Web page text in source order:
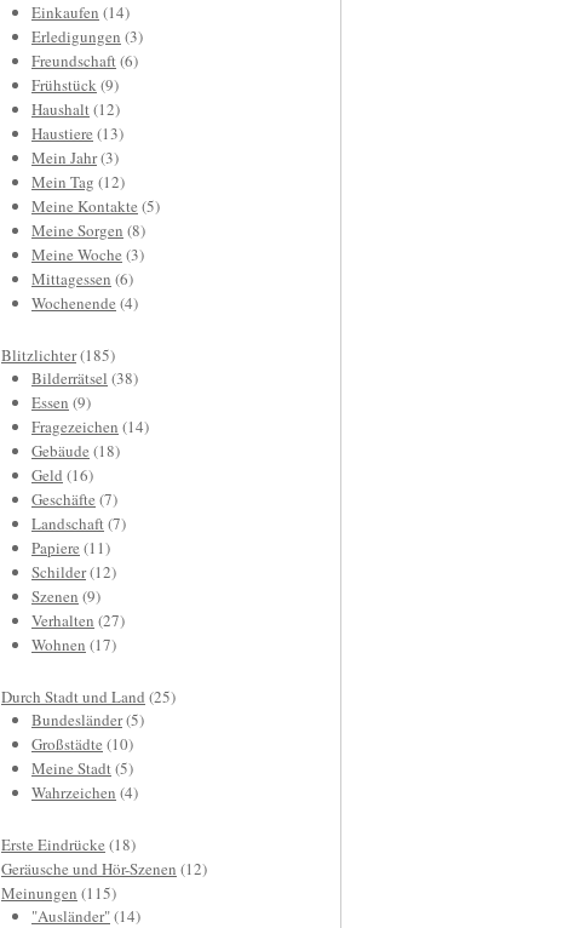
Einkaufen (14)
Erledigungen (3)
Freundschaft(6)
Frühstück(9)
Haushalt(12)
Haustiere (13)
Mein Jahr(3)
Mein Tag (12)
Meine Kontakte (5)
Meine Sorgen (8)
Meine Woche (3)
Mittagessen (6)
Wochenende (4)
Blitzlichter(185)
Bilderrätsel (38)
Essen (9)
Fragezeichen (14)
Gebäude (18)
Geld (16)
Geschäfte (7)
Landschaft(7)
Papiere (11)
Schilder(12)
Szenen (9)
Verhalten (27)
Wohnen (17)
Durch Stadt und Land (25)
Bundesländer(5)
Großstädte (10)
Meine Stadt(5)
Wahrzeichen (4)
Erste Eindrücke (18)
Geräusche und Hör-Szenen (12)
Meinungen (115)
"Ausländer"(14)